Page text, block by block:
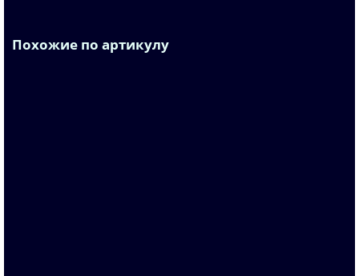
Похожие по артикулу